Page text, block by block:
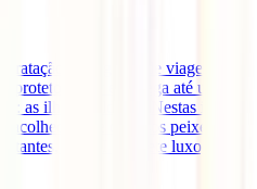
de seguros de viagem
protetor solar e navega até um dos
as ilhas Maldivas. Nestas ilhas
acolhedores e curiosos peixes
a IATI promete luxo,